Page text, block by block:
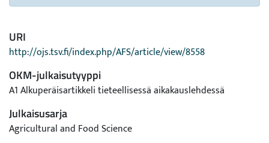
URI
http://ojs.tsv.fi/index.php/AFS/article/view/8558
OKM-julkaisutyyppi
A1 Alkuperäisartikkeli tieteellisessä aikakauslehdessä
Julkaisusarja
Agricultural and Food Science